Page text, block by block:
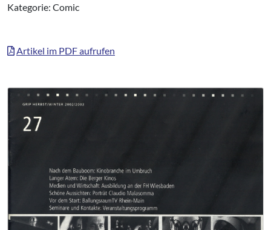
Kategorie: Comic
Artikel im PDF aufrufen